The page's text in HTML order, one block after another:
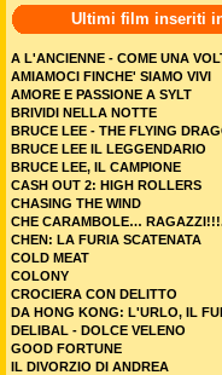
Ultimi film inseriti
A L'ANCIENNE - COME UNA
AMIAMOCI FINCHE' SIAMO VIVI
AMORE E PASSIONE A SYLT
BRIVIDI NELLA NOTTE
BRUCE LEE - THE FLYING
BRUCE LEE IL LEGGENDARIO
BRUCE LEE, IL CAMPIONE
CASH OUT 2: HIGH ROLLERS
CHASING THE WIND
CHE CARAMBOLE…
CHEN: LA FURIA SCATENATA
COLD MEAT
COLONY
CROCIERA CON DELITTO
DA HONG KONG: L'URLO, IL
DELIBAL - DOLCE VELENO
GOOD FORTUNE
IL DIVORZIO DI ANDREA